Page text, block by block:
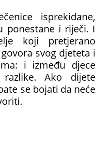
isprekidane,
ponestane i riječi. I
koji pretjerano
svog djeteta i
i između djece
razlike. Ako dijete
se bojati da neće